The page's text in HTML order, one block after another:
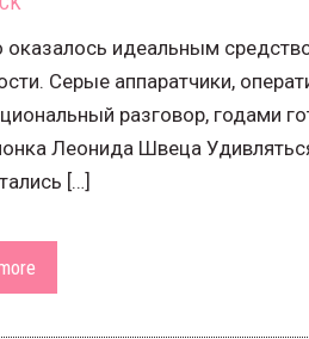
оказалось идеальным
Серые аппаратчики,
разговор, годами
Леонида Швеца
[…]